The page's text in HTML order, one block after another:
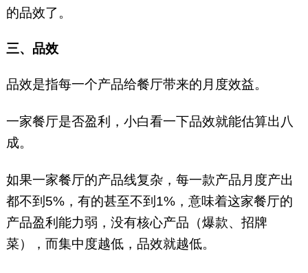
的品效了。
三、品效
品效是指每一个产品给餐厅带来的月度效益。
一家餐厅是否盈利，小白看一下品效就能估算出八
成。
如果一家餐厅的产品线复杂，每一款产品月度产出
都不到5%，有的甚至不到1%，意味着这家餐厅的
产品盈利能力弱，没有核心产品（爆款、招牌
菜），而集中度越低，品效就越低。